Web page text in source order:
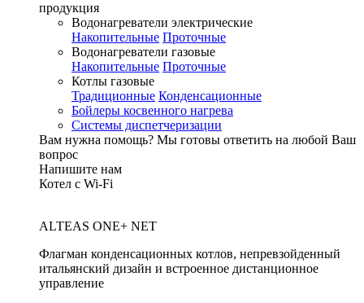
продукция
Водонагреватели электрические
Накопительные Проточные
Водонагреватели газовые
Накопительные Проточные
Котлы газовые
Традиционные Конденсационные
Бойлеры косвенного нагрева
Системы диспетчеризации
Вам нужна помощь? Мы готовы ответить на любой Ваш
вопрос
Напишите нам
Котел с Wi-Fi
ALTEAS ONE+ NET
Флагман конденсационных котлов, непревзойденный
итальянский дизайн и встроенное дистанционное
управление